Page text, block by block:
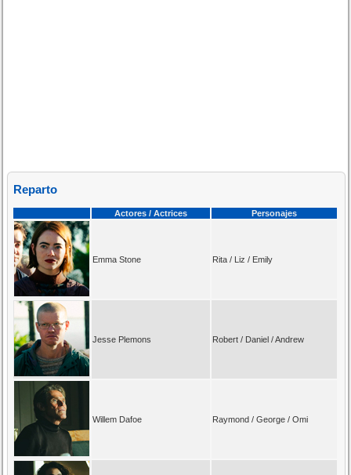
Reparto
Actores / Actrices Personajes
Emma Stone Rita / Liz / Emily
Jesse Plemons Robert / Daniel / Andrew
Willem Dafoe Raymond / George / Omi